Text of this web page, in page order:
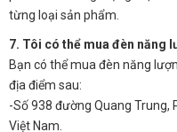
từng loại sản phẩm.
7. Tôi có thể mua đèn năng
Bạn có thể mua đèn năng
địa điểm sau:
-Số 938 đường Quang Trung,
Việt Nam.